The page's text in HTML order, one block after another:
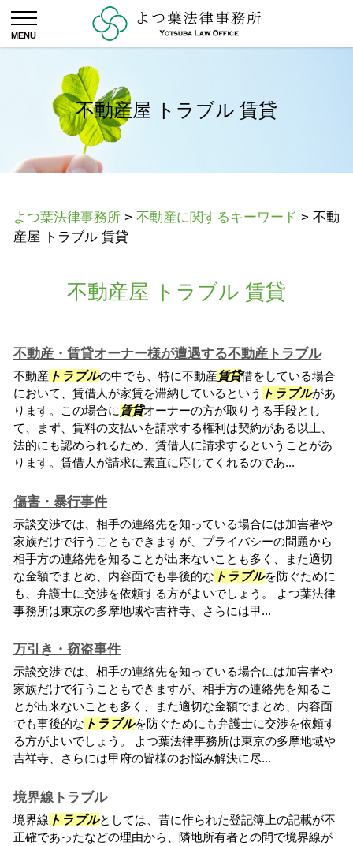
不動産屋 トラブル 賃貸
よつ葉法律事務所 > 不動産に関するキーワード > 不動
産屋 トラブル 賃貸
不動産屋 トラブル 賃貸
不動産・賃貸オーナー様が遭遇する不動産トラブル
不動産 トラブルの中でも、特に不動産賃貸借をしている場合
において、賃借人が家賃を滞納しているという トラブルがあ
ります。この場合に 賃貸オーナーの方が取りうる手段とし
て、まず、賃料の支払いを請求する権利は契約がある以上、
法的にも認められるため、賃借人に請求するということがあ
ります。賃借人が請求に素直に応じてくれるのであ...
傷害・暴行事件
示談交渉では、相手の連絡先を知っている場合には加害者や
家族だけで行うこともできますが、プライバシーの問題から
相手方の連絡先を知ることが出来ないことも多く、また適切
な金額でまとめ、内容面でも事後的な トラブルを防ぐために
も、弁護士に交渉を依頼する方がよいでしょう。 よつ葉法律
事務所は東京の多摩地域や吉祥寺、さらには甲...
万引き・窃盗事件
示談交渉では、相手の連絡先を知っている場合には加害者や
家族だけで行うこともできますが、相手方の連絡先を知るこ
とが出来ないことも多く、また適切な金額でまとめ、内容面
でも事後的な トラブルを防ぐためにも弁護士に交渉を依頼す
る方がよいでしょう。 よつ葉法律事務所は東京の多摩地域や
吉祥寺、さらには甲府の皆様のお悩み解決に尽...
境界線トラブル
境界線 トラブルとしては、昔に作られた登記簿上の記載が不
正確であったなどの理由から、隣地所有者との間で境界線が